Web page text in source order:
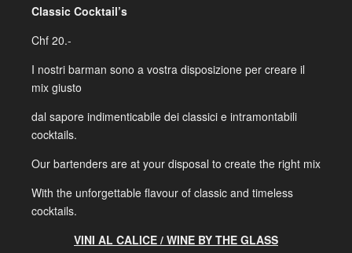
Classic Cocktail’s
Chf 20.-
I nostri barman sono a vostra disposizione per creare il
mix giusto
dal sapore indimenticabile dei classici e intramontabili
cocktails.
Our bartenders are at your disposal to create the right mix
With the unforgettable flavour of classic and timeless
cocktails.
VINI AL CALICE / WINE BY THE GLASS